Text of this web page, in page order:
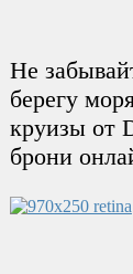
Не
берегу
круизы от
брони